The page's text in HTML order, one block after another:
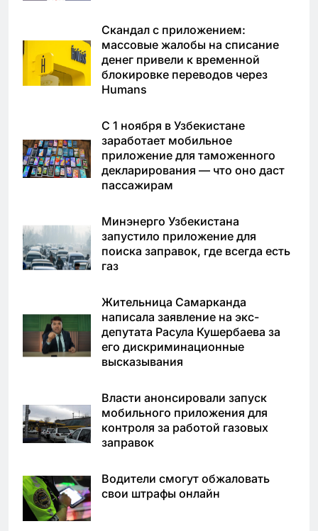
Скандал с приложением:
массовые жалобы на списание
денег привели к временной
блокировке переводов через
Humans
С 1 ноября в Узбекистане
заработает мобильное
приложение для таможенного
декларирования — что оно даст
пассажирам
Минэнерго Узбекистана
запустило приложение для
поиска заправок, где всегда есть
газ
Жительница Самарканда
написала заявление на экс-
депутата Расула Кушербаева за
его дискриминационные
высказывания
Власти анонсировали запуск
мобильного приложения для
контроля за работой газовых
заправок
Водители смогут обжаловать
свои штрафы онлайн